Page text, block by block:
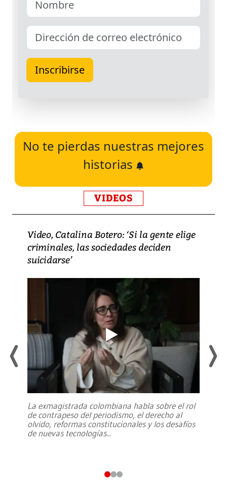
No te pierdas nuestras mejores
historias
VIDEOS
Video, Catalina Botero: ‘Si la gente elige
criminales, las sociedades deciden
suicidarse’
La exmagistrada colombiana habla sobre el rol
de contrapeso del periodismo, el derecho al
olvido, reformas constitucionales y los desafíos
de nuevas tecnologías...